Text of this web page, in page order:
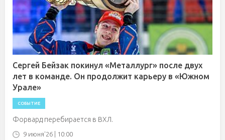
Сергей Бейзак покинул «Металлург» после двух
лет в команде. Он продолжит карьеру в «Южном
Урале»
СОБЫТИЕ
Форвард перебирается в ВХЛ.
9 июня'26 | 10:00